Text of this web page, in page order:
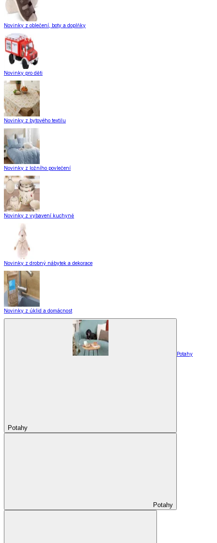
Novinky z oblečení, boty a doplňky
Novinky pro děti
Novinky z bytového textilu
Novinky z ložního povlečení
Novinky z vybavení kuchyně
Novinky z drobný nábytek a dekorace
Novinky z úklid a domácnost
Potahy
Potahy
Potahy